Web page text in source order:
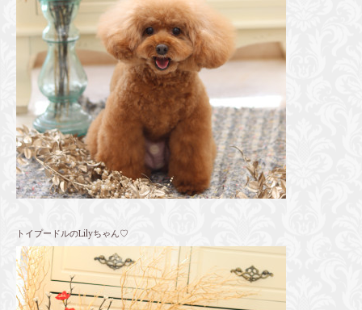
トイプードルのLilyちゃん♡